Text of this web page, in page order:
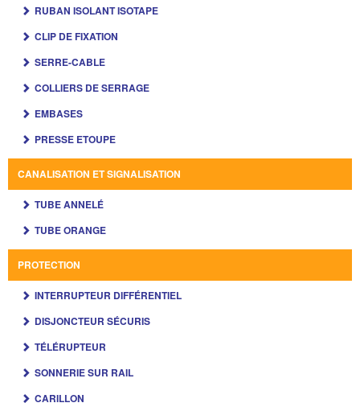
RUBAN ISOLANT ISOTAPE
CLIP DE FIXATION
SERRE-CABLE
COLLIERS DE SERRAGE
EMBASES
PRESSE ETOUPE
CANALISATION ET SIGNALISATION
TUBE ANNELÉ
TUBE ORANGE
PROTECTION
INTERRUPTEUR DIFFÉRENTIEL
DISJONCTEUR SÉCURIS
TÉLÉRUPTEUR
SONNERIE SUR RAIL
CARILLON